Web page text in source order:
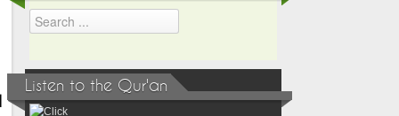
Listen to the Qur'an